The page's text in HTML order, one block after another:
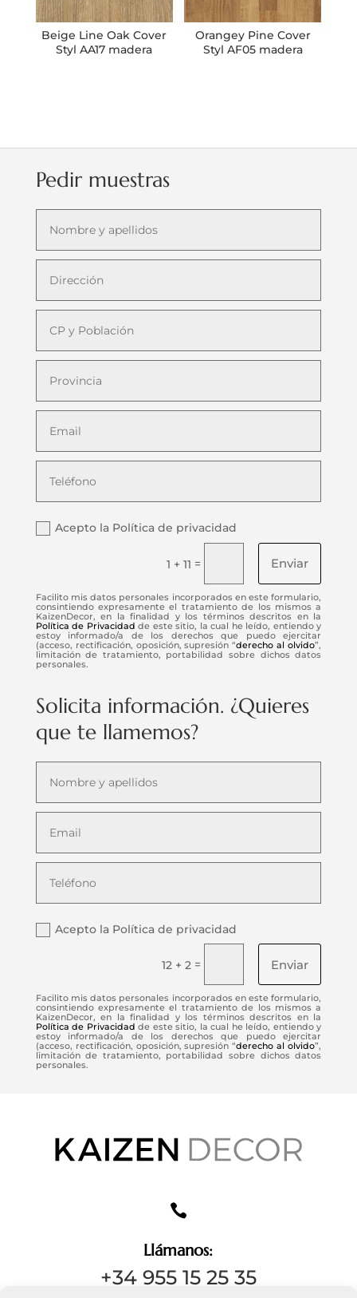
Beige Line Oak Cover
Styl AA17 madera
Orangey Pine Cover
Styl AF05 madera
Pedir muestras
Acepto la Política de privacidad
1 + 11 = Enviar
Facilito mis datos personales incorporados en este formulario,
consintiendo expresamente el tratamiento de los mismos a
KaizenDecor, en la finalidad y los términos descritos en la
Política de Privacidad de este sitio, la cual he leído, entiendo y
estoy informado/a de los derechos que puedo ejercitar
(acceso, rectificación, oposición, supresión “derecho al olvido”,
limitación de tratamiento, portabilidad sobre dichos datos
personales.
Solicita información. ¿Quieres
que te llamemos?
Acepto la Política de privacidad
12 + 2 = Enviar
Facilito mis datos personales incorporados en este formulario,
consintiendo expresamente el tratamiento de los mismos a
KaizenDecor, en la finalidad y los términos descritos en la
Política de Privacidad de este sitio, la cual he leído, entiendo y
estoy informado/a de los derechos que puedo ejercitar
(acceso, rectificación, oposición, supresión “derecho al olvido”,
limitación de tratamiento, portabilidad sobre dichos datos
personales.

Llámanos:
+34 955 15 25 35